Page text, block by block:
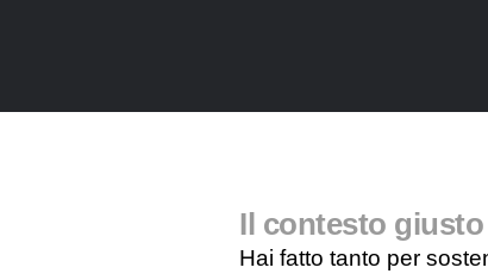
Il contesto
Hai fatto tanto per